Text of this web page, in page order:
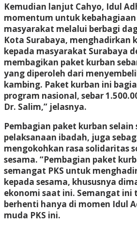
Kemudian lanjut Cahyo, Idul
momentum untuk kebahagiaan
masyarakat melalui berbagi
Kota Surabaya, menghadirkan
kepada masyarakat Surabaya
membagikan paket kurban
yang diperoleh dari
kambing. Paket kurban ini
program nasional, sebar
Dr. Salim,” jelasnya.
Pembagian paket kurban selain
pelaksanaan ibadah, juga
mengokohkan rasa solidaritas
sesama. “Pembagian paket
semangat PKS untuk
kepada sesama, khususnya
ekonomi saat ini. Semangat ini
berhenti hanya di momen Idul
muda PKS ini.